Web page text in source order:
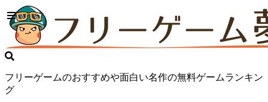
フリーゲームのおすすめや面白い名作の無料ゲームランキン
グ